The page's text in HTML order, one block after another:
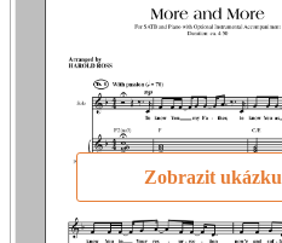
Zobrazit ukázku